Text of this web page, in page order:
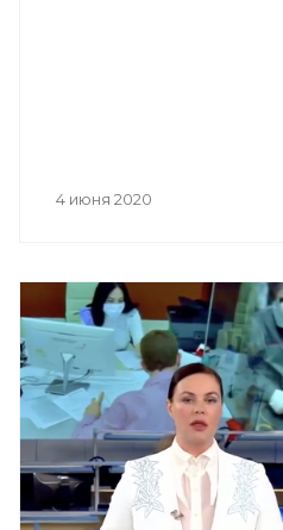
4 июня 2020